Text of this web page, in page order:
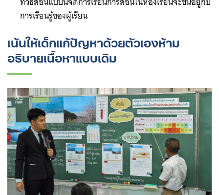
การเรียนรู้ของผู้เรียน
เน้นให้เด็กแก้ปัญหาด้วยตัวเองห้าม
อธิบายเนื้อหาแบบเดิม